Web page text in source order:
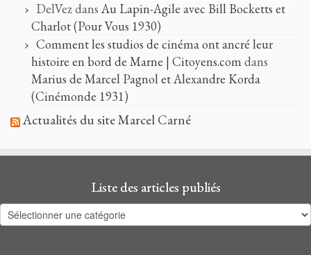
DelVezdans Au Lapin-Agile avec Bill Bocketts et
Charlot (Pour Vous 1930)
Comment les studios de cinéma ont ancré leur
histoire en bord de Marne | Citoyens.comdans
Marius de Marcel Pagnol et Alexandre Korda
(Cinémonde 1931)
Actualités du site Marcel Carné
Liste des articles publiés
Liste
des